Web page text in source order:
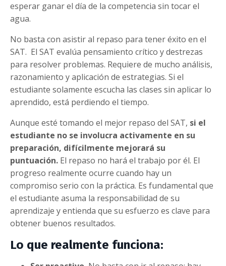
esperar ganar el día de la competencia sin tocar el
agua.
No basta con asistir al repaso para tener éxito en el
SAT. El SAT evalúa pensamiento crítico y destrezas
para resolver problemas. Requiere de mucho análisis,
razonamiento y aplicación de estrategias. Si el
estudiante solamente escucha las clases sin aplicar lo
aprendido, está perdiendo el tiempo.
Aunque esté tomando el mejor repaso del SAT, si el
estudiante no se involucra activamente en su
preparación, difícilmente mejorará su
puntuación. El repaso no hará el trabajo por él. El
progreso realmente ocurre cuando hay un
compromiso serio con la práctica. Es fundamental que
el estudiante asuma la responsabilidad de su
aprendizaje y entienda que su esfuerzo es clave para
obtener buenos resultados.
Lo que realmente funciona: